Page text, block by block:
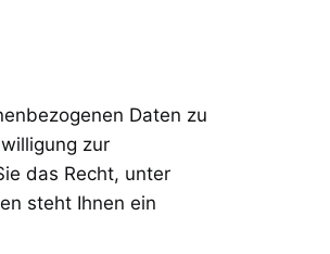
Daten zu
zur
das Recht, unter
steht Ihnen ein